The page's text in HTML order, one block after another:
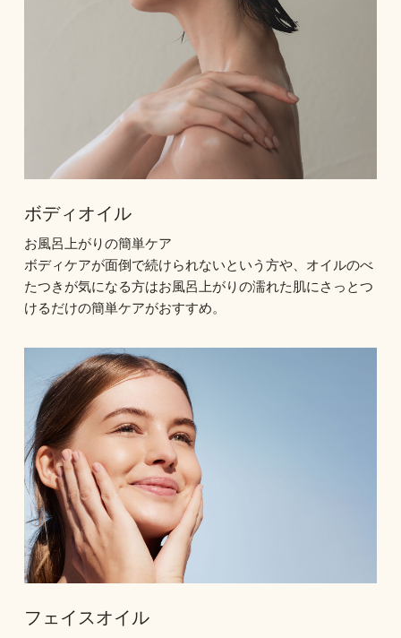
ボディオイル
お風呂上がりの簡単ケア
ボディケアが面倒で続けられないという方や、オイルのべ
たつきが気になる方はお風呂上がりの濡れた肌にさっとつ
けるだけの簡単ケアがおすすめ。
フェイスオイル